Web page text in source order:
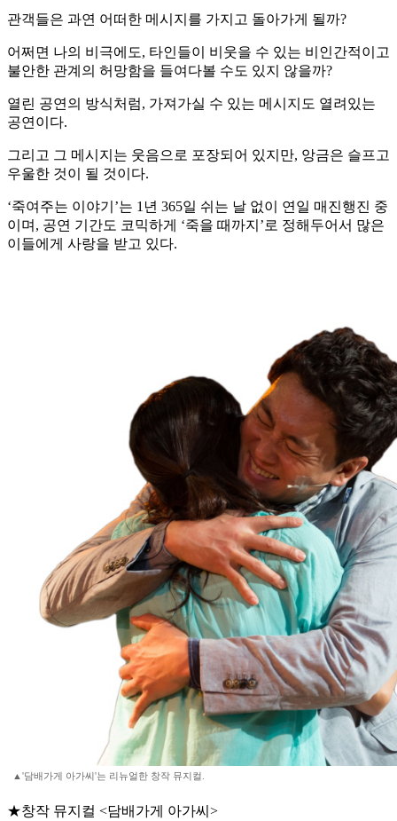
관객들은 과연 어떠한 메시지를 가지고 돌아가게 될까?
어쩌면 나의 비극에도, 타인들이 비웃을 수 있는 비인간적이고
불안한 관계의 허망함을 들여다볼 수도 있지 않을까?
열린 공연의 방식처럼, 가져가실 수 있는 메시지도 열려있는
공연이다.
그리고 그 메시지는 웃음으로 포장되어 있지만, 앙금은 슬프고
우울한 것이 될 것이다.
‘죽여주는 이야기’는 1년 365일 쉬는 날 없이 연일 매진행진 중
이며, 공연 기간도 코믹하게 ‘죽을 때까지’로 정해두어서 많은
이들에게 사랑을 받고 있다.
▲'담배가게 아가씨'는 리뉴얼한 창작 뮤지컬.
★창작 뮤지컬 <담배가게 아가씨>